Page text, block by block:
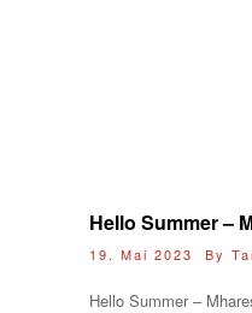
Hello Summer –
19. Mai 2023 By
Hello Summer –